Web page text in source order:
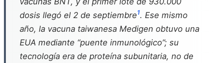
dosis llegó el 2 de septiembre1. Ese mismo
año, la vacuna taiwanesa Medigen obtuvo una
EUA mediante “puente inmunológico”; su
tecnología era de proteína subunitaria, no de